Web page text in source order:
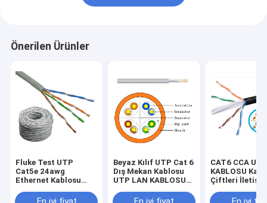
Önerilen Ürünler
Fluke Test UTP
Cat5e 24awg
Ethernet Kablosu
Beyaz Kılıf UTP Cat 6
Dış Mekan Kablosu
UTP LAN KABLOSU
CAT6 CCA
KABLOSU
Çiftleri